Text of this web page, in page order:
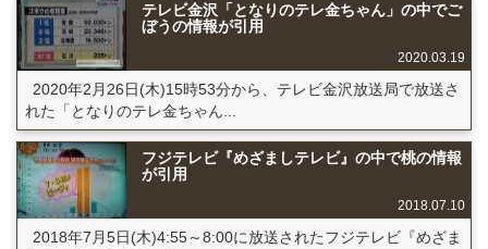
テレビ金沢「となりのテレ金ちゃん」の中でご
ぼうの情報が引用
2020.03.19
2020年2月26日(木)15時53分から、テレビ金沢放送局で放送さ
れた「となりのテレ金ちゃん...
フジテレビ『めざましテレビ』の中で桃の情報
が引用
2018.07.10
2018年7月5日(木)4:55～8:00に放送されたフジテレビ『めざま